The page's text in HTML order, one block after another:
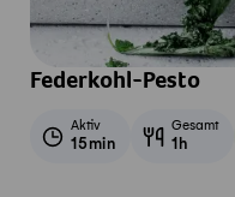
Federkohl-Pesto
Aktiv
15min
Gesamt
1h